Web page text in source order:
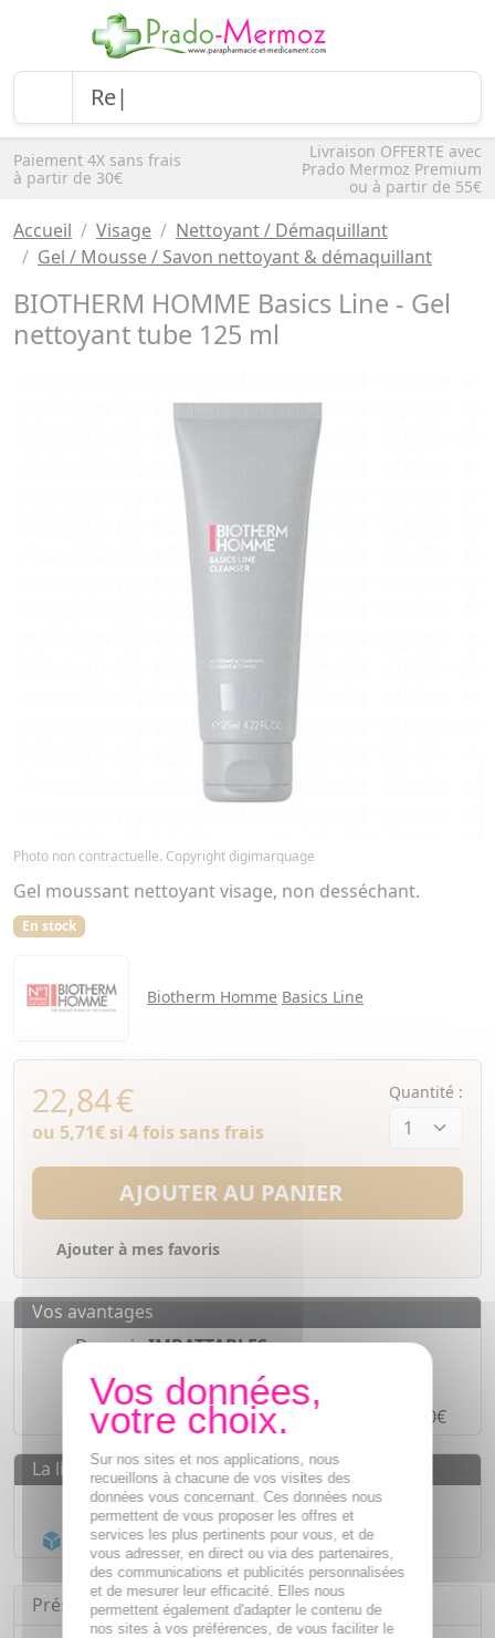
Paiement 4X sans frais
à partir de 30€
Livraison OFFERTE avec
Prado Mermoz Premium
ou à partir de 55€
Accueil Visage
Nettoyant / Démaquillant
Gel / Mousse / Savon nettoyant & démaquillant
BIOTHERM HOMME Basics Line - Gel
nettoyant tube 125 ml
Photo non contractuelle. Copyright digimarquage
Gel moussant nettoyant visage, non desséchant.
En stock
Biotherm Homme Basics Line
22,84€
ou 5,71€ si 4 fois sans frais
Quantité :
AJOUTER AU PANIER
Ajouter à mes favoris
Vos avantages
Des prixIMBATTABLES
Paiement en ligneSÉCURISÉ
Paiement en 4 fois sans frais à partir de 30€
La livraison
Livraison gratuite dès 55€
Acheminement Chronoposten 24h*
Présentation
Sur nos sites et nos applications, nous
recueillons à chacune de vos visites des
données vous concernant. Ces données nous
permettent de vous proposer les offres et
services les plus pertinents pour vous, et de
vous adresser, en direct ou via des partenaires,
des communications et publicités personnalisées
et de mesurer leur efficacité. Elles nous
permettent également d'adapter le contenu de
nos sites à vos préférences, de vous faciliter le